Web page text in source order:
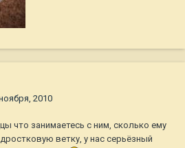
2010
что занимаетесь с ним, сколько ему
ветку, у нас серьёзный